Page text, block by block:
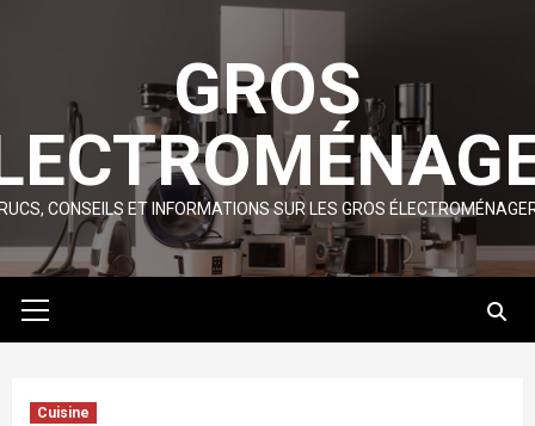
GROS
CONSEILS ET INFORMATIONS SUR LES GROS
Menu
Cuisine